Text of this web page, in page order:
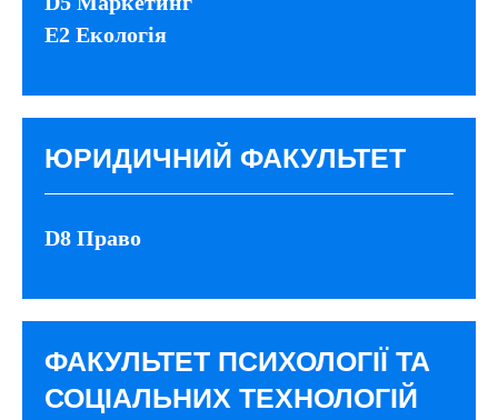
E2 Екологія
ЮРИДИЧНИЙ ФАКУЛЬТЕТ
D8 Право
ФАКУЛЬТЕТ ПСИХОЛОГІЇ ТА
СОЦІАЛЬНИХ ТЕХНОЛОГІЙ